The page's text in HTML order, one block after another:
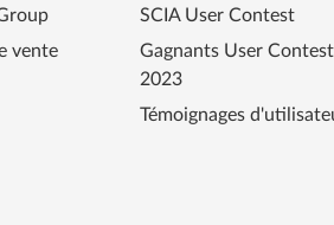
vente
SCIA User Contest
Gagnants User Contest
2023
Témoignages